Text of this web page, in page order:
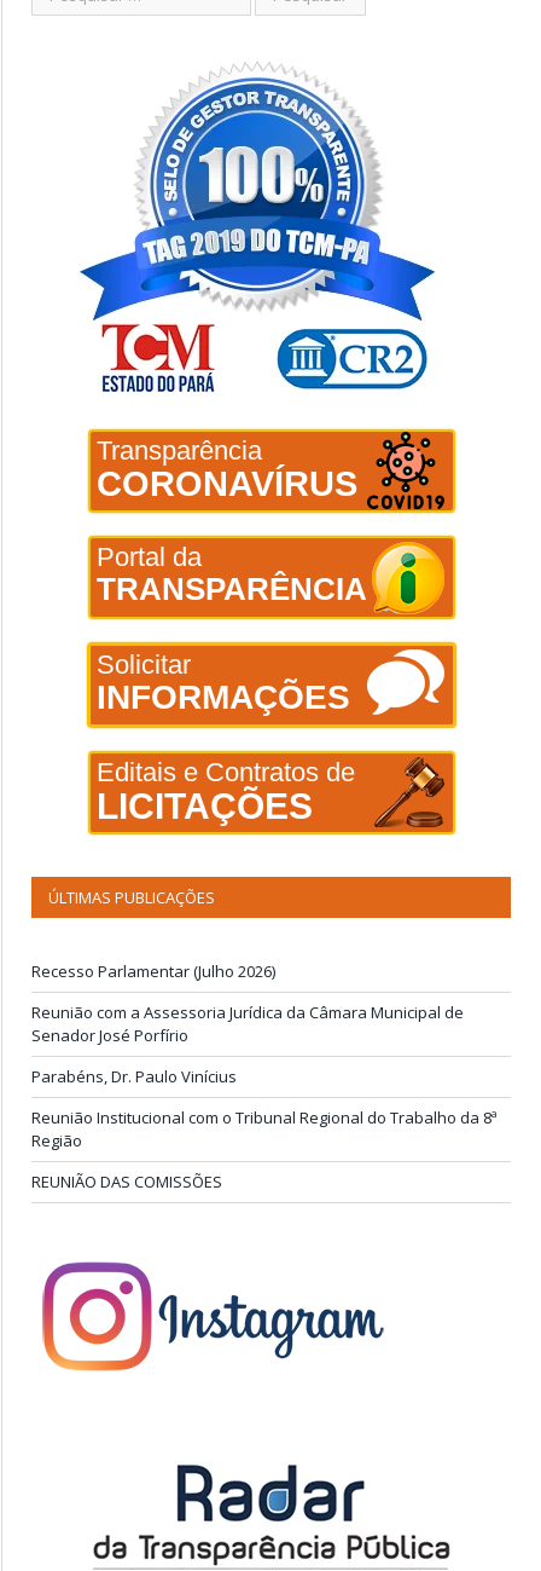
Transparência
CORONAVÍRUS
Portal da
TRANSPARÊNCIA
Solicitar
INFORMAÇÕES
Editais e Contratos de
LICITAÇÕES
ÚLTIMAS PUBLICAÇÕES
Recesso Parlamentar (Julho 2026)
Reunião com a Assessoria Jurídica da Câmara Municipal de
Senador José Porfírio
Parabéns, Dr. Paulo Vinícius
Reunião Institucional com o Tribunal Regional do Trabalho da 8ª
Região
REUNIÃO DAS COMISSÕES